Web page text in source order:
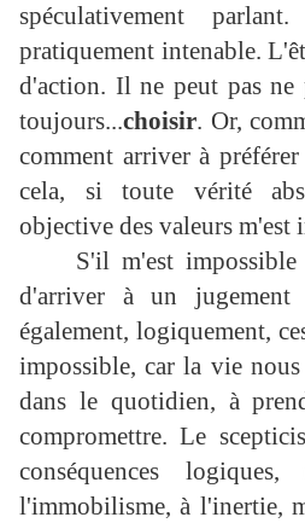
spéculativement
pratiquement intenable.
d'action. Il ne peut pas ne
toujours...choisir. Or,
comment arriver à
cela, si toute vérité
objective des valeurs m'est
S'il m'est
d'arriver à un
également, logiquement,
impossible, car la vie nous
dans le quotidien, à
compromettre. Le
conséquences
l'immobilisme, à l'inertie,